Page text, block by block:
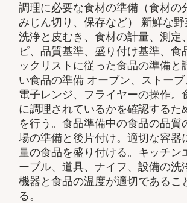
調理に必要な食材の準備（食材の
みじん切り、保存など） 新鮮な
洗浄と皮むき、食材の計量、測定
ピ、品質基準、盛り付け基準、食
ックリストに従った食品の準備と
い食品の準備 オーブン、ストーブ
電子レンジ、フライヤーの操作。
に調理されているかを確認するた
を行う。食品準備中の食品の品質
場の準備と後片付け。適切な容器
量の食品を盛り付ける。キッチン
ーブル、道具、ナイフ、設備の洗
機器と食品の温度が適切であるこ
る。